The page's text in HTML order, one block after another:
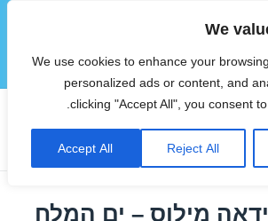
We
We use cookies to enhance your
personalized ads or content, and
clicking "Accept All", you consent
Reject All
Accept All
תפריטים
ווידג'טים
המלח בזול
מילוס – ים המלח